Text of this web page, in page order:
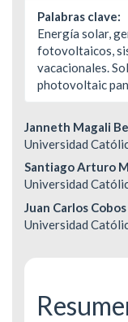
Palabras clave:
Energía solar,
fotovoltaicos,
vacacionales.
photovoltaic
principal
del
artículo
Janneth Magali
Universidad
Santiago Arturo
Universidad
Juan Carlos
Universidad